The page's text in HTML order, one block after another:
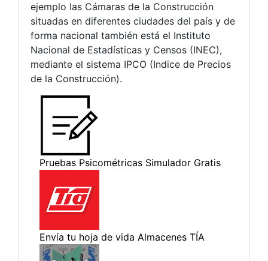
ejemplo las Cámaras de la Construcción
situadas en diferentes ciudades del país y de
forma nacional también está el Instituto
Nacional de Estadísticas y Censos (INEC),
mediante el sistema IPCO (Indice de Precios
de la Construcción).